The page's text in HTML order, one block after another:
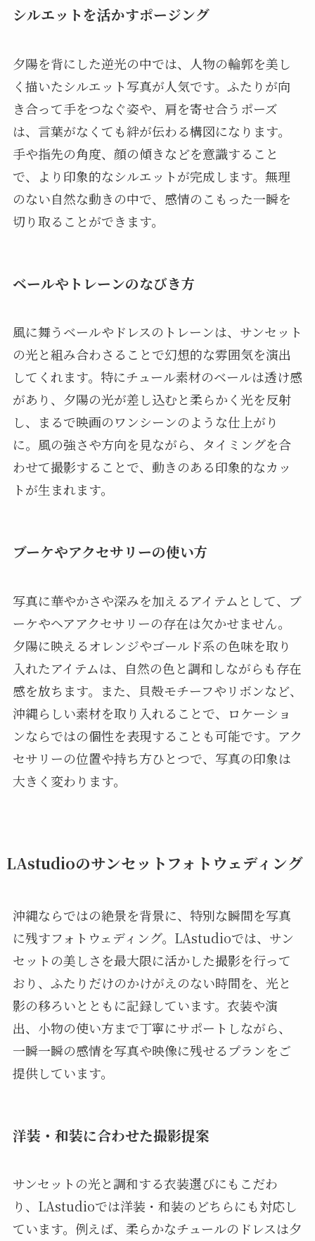
シルエットを活かすポージング
夕陽を背にした逆光の中では、人物の輪郭を美し
く描いたシルエット写真が人気です。ふたりが向
き合って手をつなぐ姿や、肩を寄せ合うポーズ
は、言葉がなくても絆が伝わる構図になります。
手や指先の角度、顔の傾きなどを意識すること
で、より印象的なシルエットが完成します。無理
のない自然な動きの中で、感情のこもった一瞬を
切り取ることができます。
ベールやトレーンのなびき方
風に舞うベールやドレスのトレーンは、サンセット
の光と組み合わさることで幻想的な雰囲気を演出
してくれます。特にチュール素材のベールは透け感
があり、夕陽の光が差し込むと柔らかく光を反射
し、まるで映画のワンシーンのような仕上がり
に。風の強さや方向を見ながら、タイミングを合
わせて撮影することで、動きのある印象的なカッ
トが生まれます。
ブーケやアクセサリーの使い方
写真に華やかさや深みを加えるアイテムとして、ブ
ーケやヘアアクセサリーの存在は欠かせません。
夕陽に映えるオレンジやゴールド系の色味を取り
入れたアイテムは、自然の色と調和しながらも存在
感を放ちます。また、貝殻モチーフやリボンなど、
沖縄らしい素材を取り入れることで、ロケーショ
ンならではの個性を表現することも可能です。アク
セサリーの位置や持ち方ひとつで、写真の印象は
大きく変わります。
LAstudioのサンセットフォトウェディング
沖縄ならではの絶景を背景に、特別な瞬間を写真
に残すフォトウェディング。LAstudioでは、サン
セットの美しさを最大限に活かした撮影を行って
おり、ふたりだけのかけがえのない時間を、光と
影の移ろいとともに記録しています。衣装や演
出、小物の使い方まで丁寧にサポートしながら、
一瞬一瞬の感情を写真や映像に残せるプランをご
提供しています。
洋装・和装に合わせた撮影提案
サンセットの光と調和する衣装選びにもこだわ
り、LAstudioでは洋装・和装のどちらにも対応し
ています。例えば、柔らかなチュールのドレスは夕